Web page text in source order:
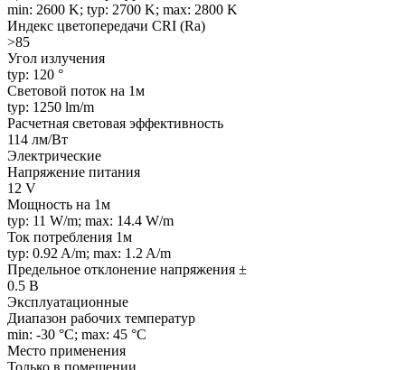
min: 2600 K; typ: 2700 K; max: 2800 K
Индекс цветопередачи CRI (Ra)
>85
Угол излучения
typ: 120 °
Световой поток на 1м
typ: 1250 lm/m
Расчетная световая эффективность
114 лм/Вт
Электрические
Напряжение питания
12 V
Мощность на 1м
typ: 11 W/m; max: 14.4 W/m
Ток потребления 1м
typ: 0.92 A/m; max: 1.2 A/m
Предельное отклонение напряжения ±
0.5 В
Эксплуатационные
Диапазон рабочих температур
min: -30 °C; max: 45 °C
Место применения
Только в помещении